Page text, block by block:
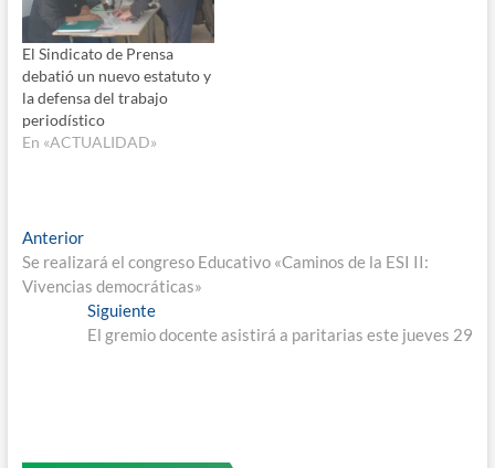
El Sindicato de Prensa
debatió un nuevo estatuto y
la defensa del trabajo
periodístico
En «ACTUALIDAD»
Navegación
de
entradas
AnteriorEntrada
anterior:
Se realizará el congreso Educativo «Caminos de la ESI II:
Vivencias democráticas»
SiguienteEntrada
siguiente:
El gremio docente asistirá a paritarias este jueves 29